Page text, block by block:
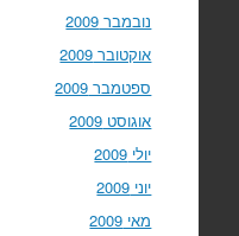
נובמבר 2009
אוקטובר 2009
ספטמבר 2009
אוגוסט 2009
יולי 2009
יוני 2009
מאי 2009